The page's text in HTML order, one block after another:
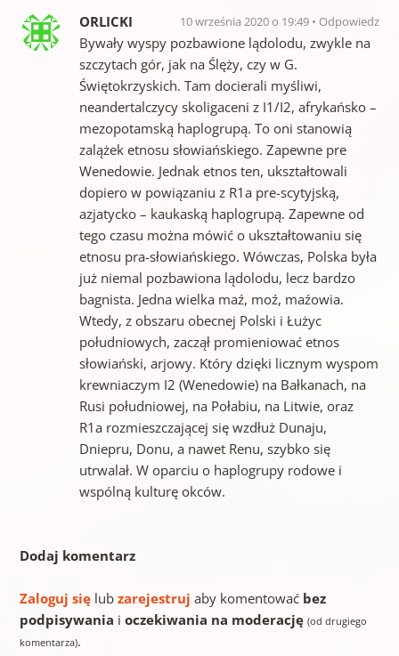
ORLICKI 10 września 2020 o 19:49 Odpowiedz
Bywały wyspy pozbawione lądolodu, zwykle na
szczytach gór, jak na Ślęży, czy w G.
Świętokrzyskich. Tam docierali myśliwi,
neandertalczycy skoligaceni z I1/I2, afrykańsko –
mezopotamską haplogrupą. To oni stanowią
zalążek etnosu słowiańskiego. Zapewne pre
Wenedowie. Jednak etnos ten, ukształtowali
dopiero w powiązaniu z R1a pre-scytyjską,
azjatycko – kaukaską haplogrupą. Zapewne od
tego czasu można mówić o ukształtowaniu się
etnosu pra-słowiańskiego. Wówczas, Polska była
już niemal pozbawiona lądolodu, lecz bardzo
bagnista. Jedna wielka maź, moź, maźowia.
Wtedy, z obszaru obecnej Polski i Łużyc
południowych, zaczął promieniować etnos
słowiański, arjowy. Który dzięki licznym wyspom
krewniaczym I2 (Wenedowie) na Bałkanach, na
Rusi południowej, na Połabiu, na Litwie, oraz
R1a rozmieszczającej się wzdłuż Dunaju,
Dniepru, Donu, a nawet Renu, szybko się
utrwalał. W oparciu o haplogrupy rodowe i
wspólną kulturę okców.
Dodaj komentarz
Zaloguj sięlub zarejestruj aby komentować bez
podpisywania i oczekiwania na moderację (od drugiego
komentarza).